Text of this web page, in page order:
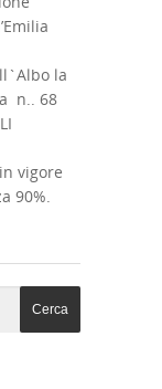
la
n.. 68
vigore
90%.